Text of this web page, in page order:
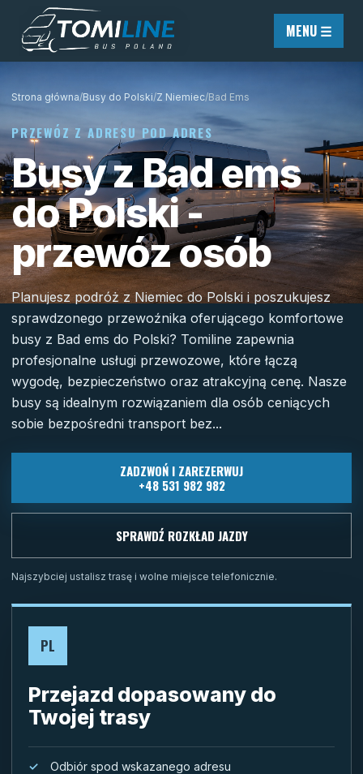
Przejdź do treści
MENU ☰
Strona główna/Busy do Polski/Z Niemiec/Bad Ems
PRZEWÓZ Z ADRESU POD ADRES
Busy z Bad ems
do Polski -
przewóz osób
Planujesz podróż z Niemiec do Polski i poszukujesz
sprawdzonego przewoźnika oferującego komfortowe
busy z Bad ems do Polski? Tomiline zapewnia
profesjonalne usługi przewozowe, które łączą
wygodę, bezpieczeństwo oraz atrakcyjną cenę. Nasze
busy są idealnym rozwiązaniem dla osób ceniących
sobie bezpośredni transport bez...
ZADZWOŃ I ZAREZERWUJ
+48 531 982 982
SPRAWDŹ ROZKŁAD JAZDY
Najszybciej ustalisz trasę i wolne miejsce telefonicznie.
PL
Przejazd dopasowany do
Twojej trasy
Odbiór spod wskazanego adresu